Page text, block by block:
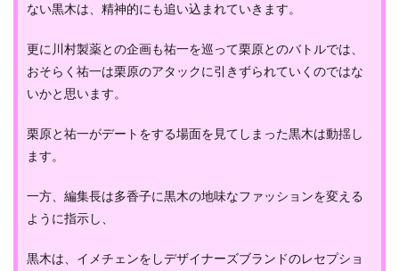
ない黒木は、精神的にも追い込まれていきます。
更に川村製薬との企画も祐一を巡って栗原とのバトルでは、
おそらく祐一は栗原のアタックに引きずられていくのではな
いかと思います。
栗原と祐一がデートをする場面を見てしまった黒木は動揺し
ます。
一方、編集長は多香子に黒木の地味なファッションを変える
ように指示し、
黒木は、イメチェンをしデザイナーズブランドのレセプショ